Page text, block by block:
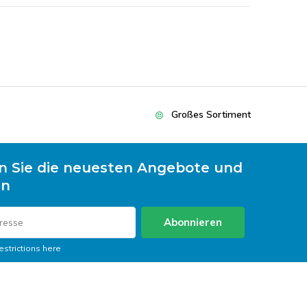
Großes Sortiment
Sie die neuesten Angebote und
Abonnieren
here